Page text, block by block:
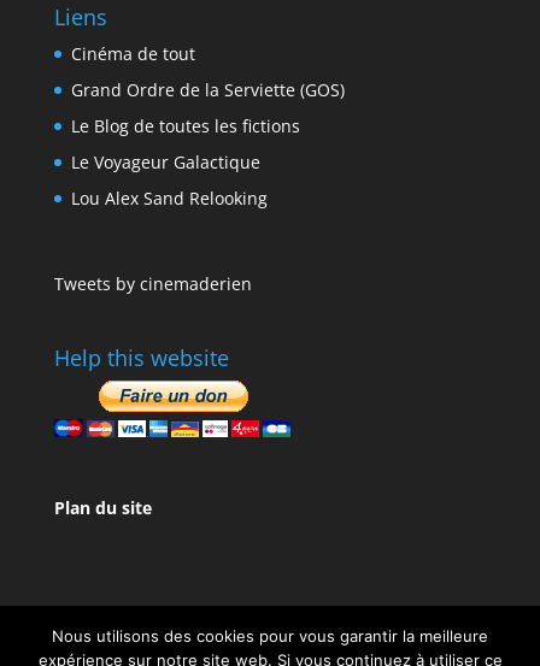
Liens
Cinéma de tout
Grand Ordre de la Serviette (GOS)
Le Blog de toutes les fictions
Le Voyageur Galactique
Lou Alex Sand Relooking
Tweets by cinemaderien
Help this website
Plan du site
Nous utilisons des cookies pour vous garantir la meilleure
expérience sur notre site web. Si vous continuez à utiliser ce